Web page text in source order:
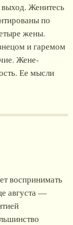
Женитесь
по
жены.
и гаремом
Жене-
Ее мысли
воспринимать
августа —